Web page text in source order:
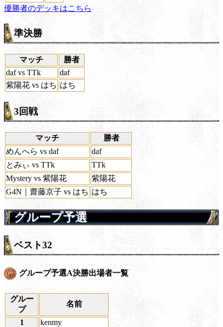
優勝者のデッキはこちら
準決勝
マッチ
勝者
daf vs TTk
daf
紫陽花 vs はち はち
3回戦
マッチ
勝者
めんへら vs daf
daf
とみぃ vs TTk
TTk
Mystery vs 紫陽花
紫陽花
G4N｜齋藤京子 vs はち はち
グループ予選
ベスト32
グループ予選A決勝出場者一覧
グルー
プ
名前
1
kenmy